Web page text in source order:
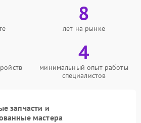
8
лет на рынке
4
минимальный опыт работы
специалистов
запчасти и
мастера